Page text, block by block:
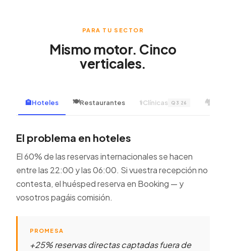
PARA TU SECTOR
Mismo motor. Cinco
verticales.
🏨Hoteles 🍽Restaurantes ⚕Clínicas Q3 26 🏘
El problema en hoteles
El 60% de las reservas internacionales se hacen
entre las 22:00 y las 06:00. Si vuestra recepción no
contesta, el huésped reserva en Booking — y
vosotros pagáis comisión.
PROMESA
+25% reservas directas captadas fuera de